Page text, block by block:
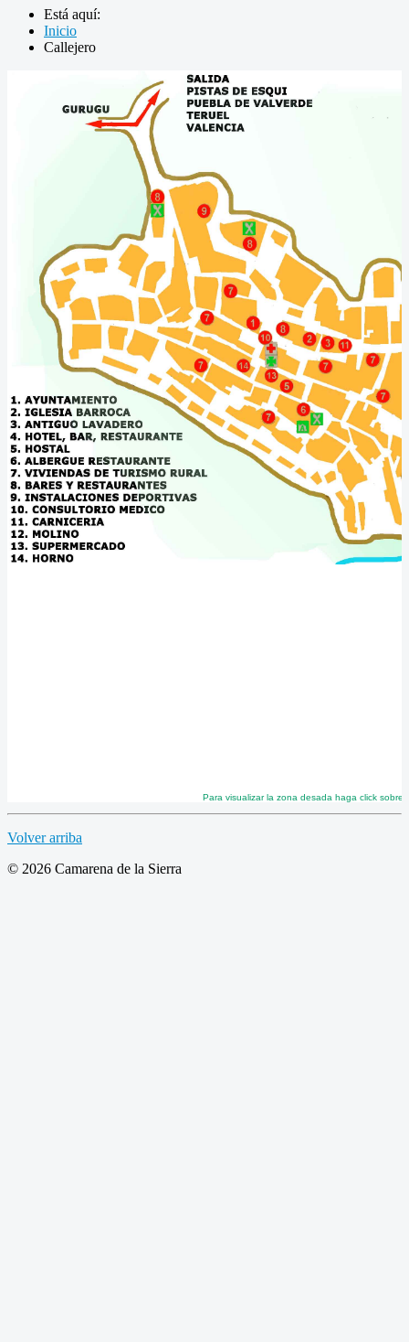
Está aquí:
Inicio
Callejero
Volver arriba
© 2026 Camarena de la Sierra